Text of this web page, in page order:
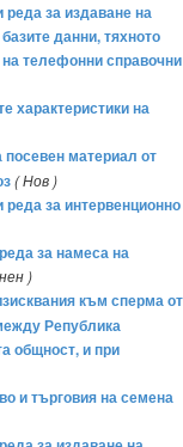
реда за издаване на
данни, тяхното
телефонни справочни
характеристики на
посевен материал от
( Нов )
за интервенционно
за намеса на
)
към сперма от
Република
общност, и при
и търговия на семена